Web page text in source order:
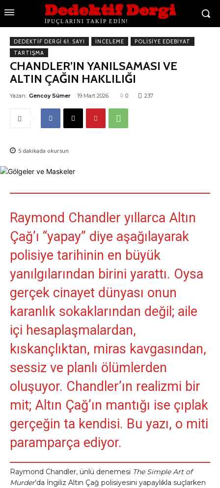
Dedektif Dergi
İPUÇLARINI TAKİP EDİN!
DEDEKTIF DERGI 61. SAYI İNCELEME
POLISIYE EDEBIYAT
TARTIŞMA
CHANDLER’IN YANILSAMASI VE
ALTIN ÇAĞIN HAKLILIĞI
Yazan: Gencoy Sümer 19 Mart 2026 0 237
5 dakikada okursun
Raymond Chandler yıllarca Altın
Çağ’ı “yapay” diye aşağılayarak
polisiye tarihinin en büyük
yanılgılarından birini yarattı. Oysa
gerçek cinayet dünyası onun
karanlık sokaklarından değil; aile
içi hesaplaşmalardan,
kıskançlıktan, miras kavgasından,
sessiz ve planlı ölümlerden
oluşuyor. Chandler’ın realizmi bir
mit; Altın Çağ’ın mantığı ise çıplak
gerçeğin ta kendisi. Bu yazı, o miti
paramparça ediyor.
Raymond Chandler, ünlü denemesi The Simple Art of
Murder’da İngiliz Altın Çağ polisiyesini yapaylıkla suçlarken